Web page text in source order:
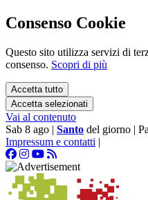
Consenso Cookie
Questo sito utilizza servizi di
consenso. Scopri di più
Accetta tutto
Accetta selezionati
Vai al contenuto
Sab 8 ago | Santo del giorno |
Impressum e contatti |